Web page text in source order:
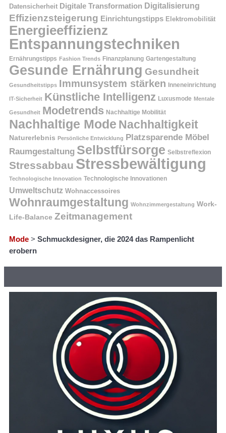
Datensicherheit Digitale Transformation Digitalisierung
Effizienzsteigerung Einrichtungstipps Elektromobilität
Energieeffizienz
Entspannungstechniken
Ernährungstipps Fashion Trends Finanzplanung Gartengestaltung
Gesunde Ernährung Gesundheit
Gesundheitstipps Immunsystem stärken Inneneinrichtung
IT-Sicherheit Künstliche Intelligenz Luxusmode Mentale
Gesundheit Modetrends Nachhaltige Mobilität
Nachhaltige Mode Nachhaltigkeit
Naturerlebnis Persönliche Entwicklung Platzsparende Möbel
Raumgestaltung Selbstfürsorge Selbstreflexion
Stressabbau Stressbewältigung
Technologische Innovation Technologische Innovationen
Umweltschutz Wohnaccessoires
Wohnraumgestaltung Wohnzimmergestaltung Work-
Life-Balance Zeitmanagement
Mode > Schmuckdesigner, die 2024 das Rampenlicht
erobern